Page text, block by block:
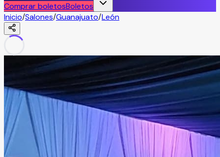
Comprar boletosBoletos
Inicio/Salones/Guanajuato/León